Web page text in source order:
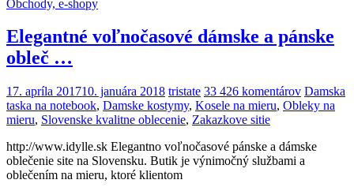
Obchody, e-shopy
Elegantné voľnočasové dámske a pánske
obleč …
17. apríla 201710. januára 2018 tristate 33 426 komentárov Damska
taska na notebook, Damske kostymy, Kosele na mieru, Obleky na
mieru, Slovenske kvalitne oblecenie, Zakazkove sitie
http://www.idylle.sk Elegantno voľnočasové pánske a dámske
oblečenie site na Slovensku. Butik je výnimočný službami a
oblečením na mieru, ktoré klientom